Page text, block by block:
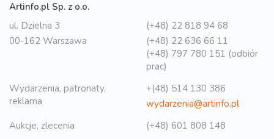
Artinfo.pl Sp. z o.o.
ul. Dzielna 3
00-162 Warszawa
(+48) 22 818 94 68
(+48) 22 636 66 11
(+48) 797 780 151 (odbiór
prac)
Wydarzenia, patronaty,
reklama
+(48) 514 130 386
wydarzenia@artinfo.pl
Aukcje, zlecenia
(+48) 601 808 148